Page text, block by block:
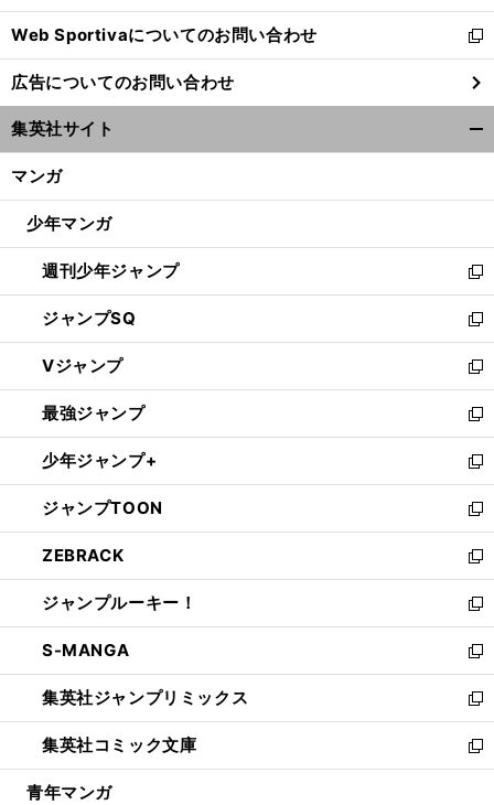
開
く
Web Sportivaについてのお問い合わせ
新
し
い
ウ
ィ
ン
ウ
開
く
広告についてのお問い合わせ
集英社サイト
マンガ
少年マンガ
週刊少年ジャンプ
新
し
い
ウ
ィ
ン
ド
ウ
で
開
く
ジャンプSQ
新
し
い
ウ
ィ
ン
ド
ウ
で
開
く
Vジャンプ
新
し
い
ウ
ィ
ン
ド
ウ
で
開
く
最強ジャンプ
新
し
い
ウ
ィ
ン
ド
ウ
で
開
く
少年ジャンプ+
新
し
い
ウ
ィ
ン
ド
ウ
で
開
く
ジャンプTOON
新
し
い
ウ
ィ
ン
ド
ウ
で
開
く
ZEBRACK
新
し
い
ウ
ィ
ン
ド
ウ
で
開
ジャンプルーキー！
新
し
い
ウ
ィ
ン
ド
ウ
S-MANGA
新
し
い
ウ
ィ
ン
集英社ジャンプリミックス
新
し
い
ウ
集英社コミック文庫
新
し
青年マンガ